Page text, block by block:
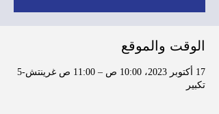
الوقت والموقع
17 أكتوبر 2023، 10:00 ص – 11:00 ص غرينتش-5
تكبير